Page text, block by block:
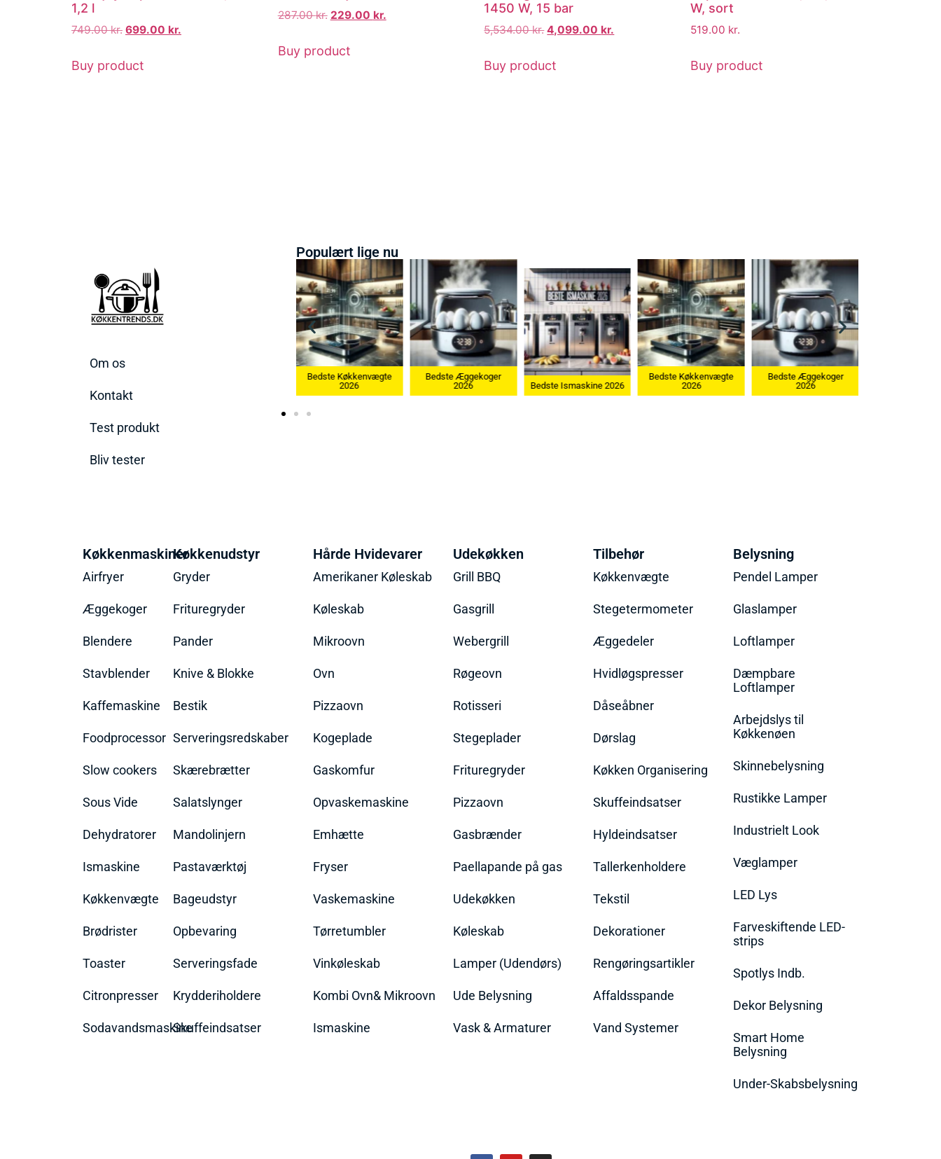
1,2 l
749.00kr. 699.00 kr.
Buy product
287.00kr. 229.00 kr.
Buy product
1450 W, 15 bar
5,534.00kr. 4,099.00 kr.
Buy product
W, sort
519.00 kr.
Buy product
Om os
Kontakt
Test produkt
Bliv tester
Populært lige nu
Bedste Æggekoger
Bedste Ismaskine 2026
Bedste Køkkenvægte
2026
Bedste Æggekoger
Bedste Ismaskine 2026
Køkkenmaskiner
Airfryer
Æggekoger
Blendere
Stavblender
Kaffemaskine
Foodprocessor
Slow cookers
Sous Vide
Dehydratorer
Ismaskine
Køkkenvægte
Brødrister
Toaster
Citronpresser
Sodavandsmaskine
Køkkenudstyr
Gryder
Frituregryder
Pander
Knive & Blokke
Bestik
Serveringsredskaber
Skærebrætter
Salatslynger
Mandolinjern
Pastaværktøj
Bageudstyr
Opbevaring
Serveringsfade
Krydderiholdere
Skuffeindsatser
Hårde Hvidevarer
Amerikaner Køleskab
Køleskab
Mikroovn
Ovn
Pizzaovn
Kogeplade
Gaskomfur
Opvaskemaskine
Emhætte
Fryser
Vaskemaskine
Tørretumbler
Vinkøleskab
Kombi Ovn& Mikroovn
Ismaskine
Udekøkken
Grill BBQ
Gasgrill
Webergrill
Røgeovn
Rotisseri
Stegeplader
Frituregryder
Pizzaovn
Gasbrænder
Paellapande på gas
Udekøkken
Køleskab
Lamper (Udendørs)
Ude Belysning
Vask & Armaturer
Tilbehør
Køkkenvægte
Stegetermometer
Æggedeler
Hvidløgspresser
Dåseåbner
Dørslag
Køkken Organisering
Skuffeindsatser
Hyldeindsatser
Tallerkenholdere
Tekstil
Dekorationer
Rengøringsartikler
Affaldsspande
Vand Systemer
Belysning
Pendel Lamper
Glaslamper
Loftlamper
Dæmpbare
Loftlamper
Arbejdslys til
Køkkenøen
Skinnebelysning
Rustikke Lamper
Industrielt Look
Væglamper
LED Lys
Farveskiftende LED-
strips
Spotlys Indb.
Dekor Belysning
Smart Home
Belysning
Under-Skabsbelysning